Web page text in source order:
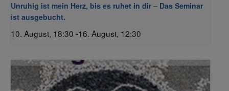
Unruhig ist mein Herz, bis es ruhet in dir – Das Seminar
ist ausgebucht.
10. August, 18:30 -16. August, 12:30